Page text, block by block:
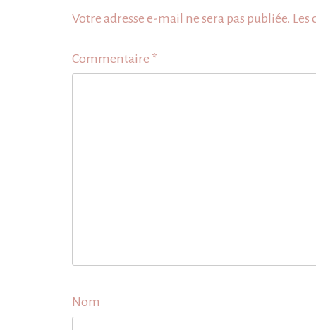
Votre adresse e-mail ne sera pas publiée. Les
Commentaire *
Nom